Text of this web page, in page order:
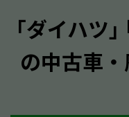
｢ダイハツ｣
の中古車